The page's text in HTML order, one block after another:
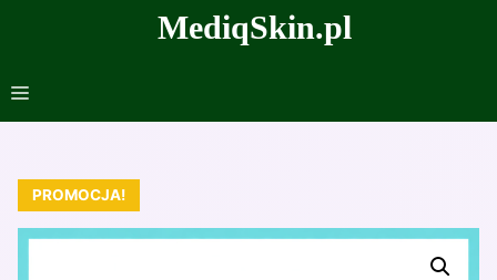
MediqSkin.pl
Menu
PROMOCJA!